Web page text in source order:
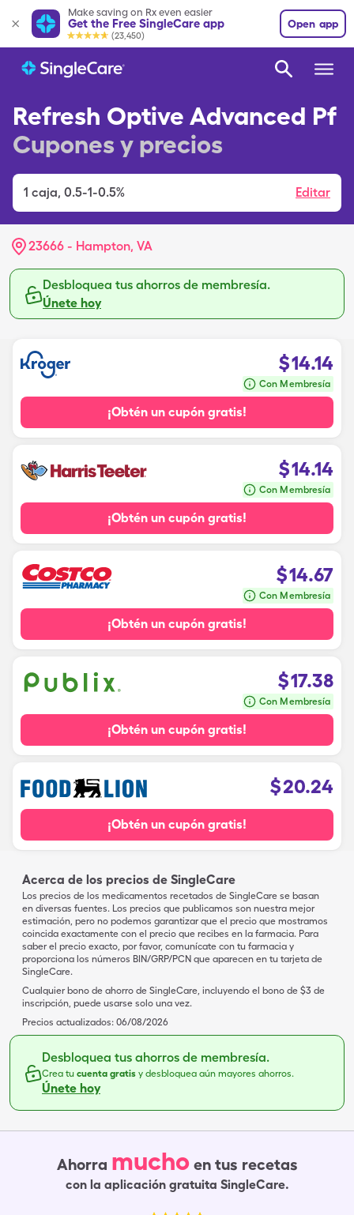
Make saving on Rx even easier
Get the Free SingleCare app
(23,450)
Open app
Refresh Optive Advanced Pf
Cupones y precios
1 caja, 0.5-1-0.5% Editar
23666 - Hampton, VA
Desbloquea tus ahorros de membresía.
Únete hoy
$14.14
Con Membresía
¡Obtén un cupón gratis!
$14.14
Con Membresía
¡Obtén un cupón gratis!
$14.67
Con Membresía
¡Obtén un cupón gratis!
$17.38
Con Membresía
¡Obtén un cupón gratis!
$20.24
¡Obtén un cupón gratis!
Acerca de los precios de SingleCare
Los precios de los medicamentos recetados de SingleCare se basan
en diversas fuentes. Los precios que publicamos son nuestra mejor
estimación, pero no podemos garantizar que el precio que mostramos
coincida exactamente con el precio que recibes en la farmacia. Para
saber el precio exacto, por favor, comunícate con tu farmacia y
proporciona los números BIN/GRP/PCN que aparecen en tu tarjeta de
SingleCare.
Cualquier bono de ahorro de SingleCare, incluyendo el bono de $3 de
inscripción, puede usarse solo una vez.
Precios actualizados: 06/08/2026
Desbloquea tus ahorros de membresía.
Crea tu cuenta gratis y desbloquea aún mayores ahorros.
Únete hoy
Ahorra mucho en tus recetas
con la aplicación gratuita SingleCare.